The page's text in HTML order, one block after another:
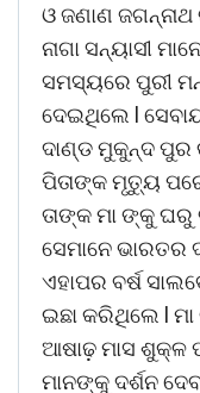
ଓ ଜଣାଣ
ନାଗା ସନ୍ୟାସୀ
ସମସ୍ୟରେ ପୁରୀ
ଦେଇଥିଲେ l
ଦାଣ୍ଡ ମୁକୁନ୍ଦ ପୁର
ପିତାଙ୍କ ମୃତ୍ୟୁ
ତାଙ୍କ ମା ଙ୍କୁ ଘରୁ
ସେମାନେ
ଏହାପର ବର୍ଷ
ଇଛା କରିଥିଲେ l
ଆଷାଢ଼ ମାସ ଶୁକ୍ଳ
ମାନଙ୍କୁ ଦର୍ଶନ